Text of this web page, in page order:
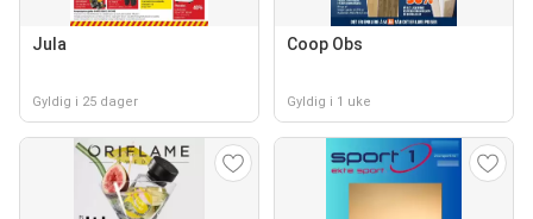
Jula
Gyldig i 25 dager
Coop Obs
Gyldig i 1 uke